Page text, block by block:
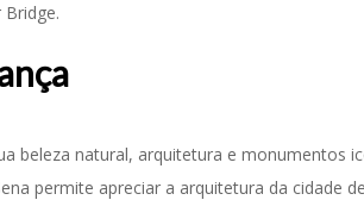
beleza natural, arquitetura e monumentos
permite apreciar a arquitetura da cidade